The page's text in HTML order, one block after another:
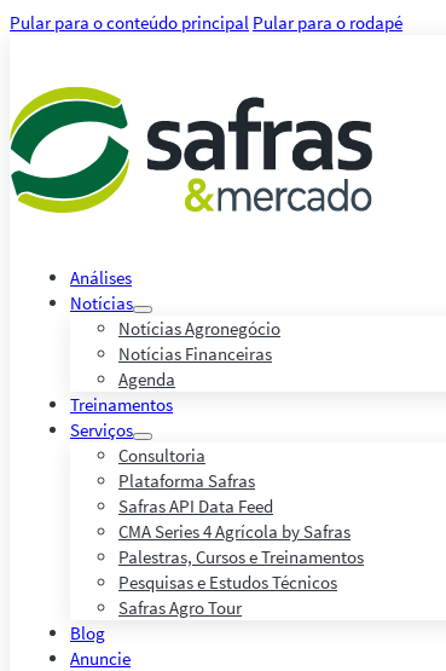
Pular para o conteúdo principal Pular para o rodapé
Análises
Notícias
Notícias Agronegócio
Notícias Financeiras
Agenda
Treinamentos
Serviços
Consultoria
Plataforma Safras
Safras API Data Feed
CMA Series 4 Agrícola by Safras
Palestras, Cursos e Treinamentos
Pesquisas e Estudos Técnicos
Safras Agro Tour
Blog
Anuncie